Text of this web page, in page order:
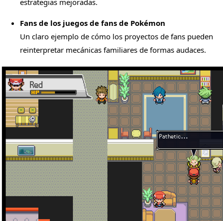
Fans de los juegos de fans de Pokémon
Un claro ejemplo de cómo los proyectos de fans pueden
reinterpretar mecánicas familiares de formas audaces.